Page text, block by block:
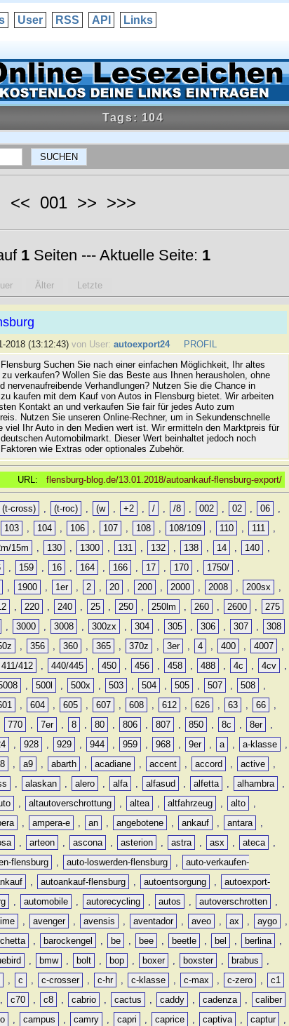
User RSS API Links
Tags: 104
<< 001 >> >>>
1Seiten --- Aktuelle Seite: 1
Älter Letzte
2018 (13:12:43) von User: autoexport24
PROFIL
Suchen Sie nach einer einfachen Möglichkeit, Ihr altes
verkaufen? Wollen Sie das Beste aus Ihnen herausholen, ohne
nervenaufreibende Verhandlungen? Nutzen Sie die Chance in
kaufen mit dem Kauf von Autos in Flensburg bietet. Wir arbeiten
Kontakt an und verkaufen Sie fair für jedes Auto zum
Nutzen Sie unseren Online-Rechner, um in Sekundenschnelle
viel Ihr Auto in den Medien wert ist. Wir ermitteln den Marktpreis für
deutschen Automobilmarkt. Dieser Wert beinhaltet jedoch noch
wie Extras oder optionales Zubehör.
URL: flensburg-blog.de/13.01.2018/autoankauf-flensburg-export/
(t-cross) , (t-roc) , (w , +2 , / , /8 , 002 , 02 , 06
,
103 , 104 , 106 , 107 , 108 , 108/109 , 110 , 111
,
15m , 130 , 1300 , 131 , 132 , 138 , 14 , 140
,
, 159 , 16 , 164 , 166 , 17 , 170 , 1750/
,
, 1900 , 1er , 2 , 20 , 200 , 2000 , 2008 , 200sx
,
, 220 , 240 , 25 , 250 , 250lm , 260 , 2600 ,
275
, 3000 , 3008 , 300zx , 304 , 305 , 306 , 307 ,
308
, 356 , 360 , 365 , 370z , 3er , 4 , 400 , 4007
,
411/412 , 440/445 , 450 , 456 , 458 , 488 , 4c , 4cv
,
, 500l , 500x , 503 , 504 , 505 , 507 , 508
,
, 604 , 605 , 607 , 608 , 612 , 626 , 63 , 66
,
770 , 7er , 8 , 80 , 806 , 807 , 850 , 8c , 8er
,
, 928 , 929 , 944 , 959 , 968 , 9er , a , a-klasse
,
, a9 , abarth , acadiane , accent , accord , active
,
, alaskan , alero , alfa , alfasud , alfetta , alhambra
,
, altautoverschrottung , altea , altfahrzeug , alto
,
, ampera-e , an , angebotene , ankauf , antara
,
, arteon , ascona , asterion , astra , asx , ateca
,
flensburg , auto-loswerden-flensburg ,
auto-verkaufen-
, autoankauf-flensburg , autoentsorgung ,
autoexport-
, automobile , autorecycling , autos , autoverschrotten
,
, avenger , avensis , aventador , aveo , ax , aygo
,
, barockengel , be , bee , beetle , bel , berlina
,
, bmw , bolt , bop , boxer , boxster , brabus
,
, c , c-crosser , c-hr , c-klasse , c-max , c-zero ,
c1
, c70 , c8 , cabrio , cactus , caddy , cadenza ,
caliber
, campus , camry , capri , caprice , captiva , captur
,